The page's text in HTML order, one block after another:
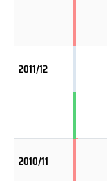
2011/12
2010/11